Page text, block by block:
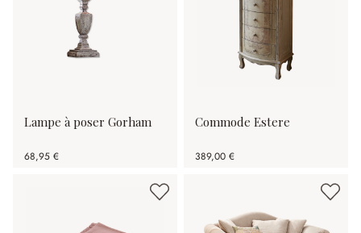
Lampe à poser Gorham
68,95 €
Commode Estere
389,00 €